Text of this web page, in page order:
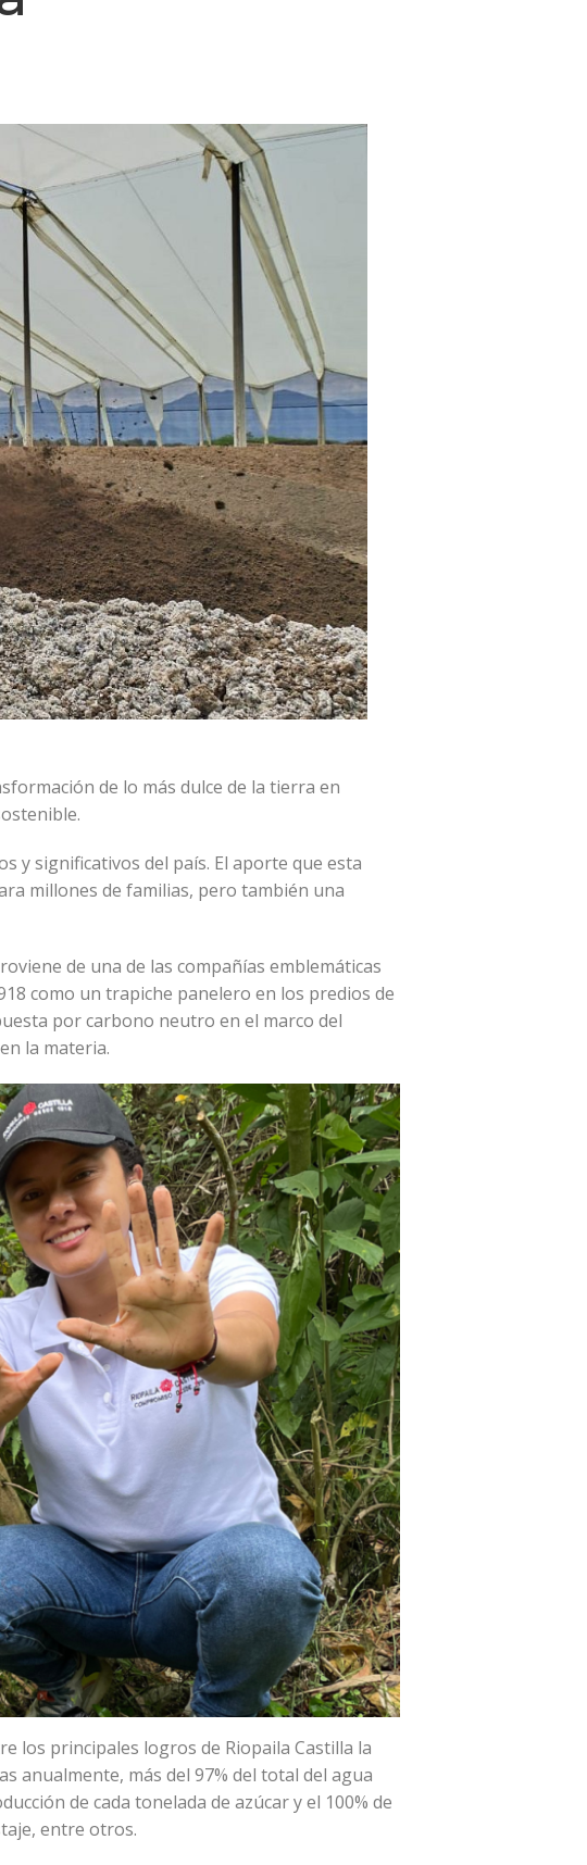
de lo más dulce de la tierra en
y significativos del país. El aporte que esta
millones de familias, pero también una
de una de las compañías emblemáticas
como un trapiche panelero en los predios de
por carbono neutro en el marco del
la materia.
los principales logros de Riopaila Castilla la
anualmente, más del 97% del total del agua
de cada tonelada de azúcar y el 100% de
entre otros.